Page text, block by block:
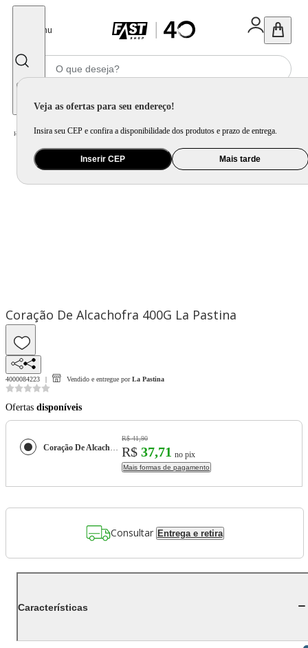
Menu
Veja as ofertas para seu endereço!
Insira seu CEP e confira a disponibilidade dos produtos e prazo de entrega.
Inserir CEP Mais tarde
Home Mercado / Alimento / Antepasto e Aperitivo
Coração De Alcachofra 400G La Pastina
4000084223 Vendido e entregue por La Pastina
Ofertas disponíveis
Coração De Alcachofra 400G La Pastina
R$ 41,90
R$ 37,71 no pix
Mais formas de pagamento
Consultar Entrega e retira
Características